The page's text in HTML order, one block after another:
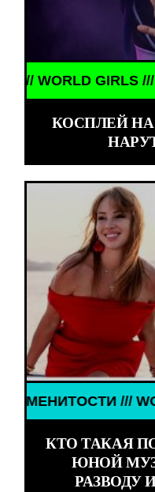
/// WORLD
КОСПЛЕЙ
/// ДЕВУШКИ
КТО ТАКАЯ
ЮНОЙ
РАЗВОДУ